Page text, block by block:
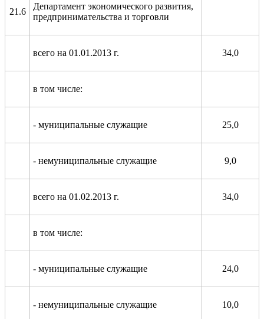
21.6
Департамент экономического развития,
предпринимательства и торговли
всего на 01.01.2013 г. 34,0
в том числе:
- муниципальные служащие 25,0
- немуниципальные служащие 9,0
всего на 01.02.2013 г. 34,0
в том числе:
- муниципальные служащие 24,0
- немуниципальные служащие 10,0